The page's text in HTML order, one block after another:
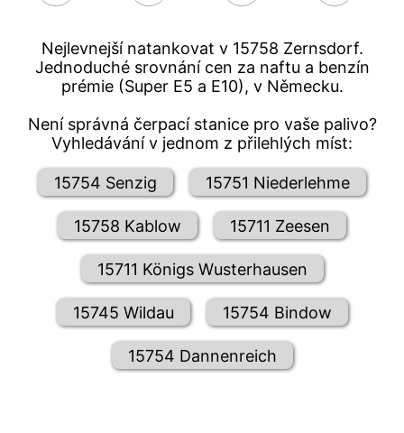
Nejlevnejší natankovat v 15758 Zernsdorf.
Jednoduché srovnání cen za naftu a benzín
prémie (Super E5 a E10), v Německu.
Není správná čerpací stanice pro vaše palivo?
Vyhledávání v jednom z přilehlých míst:
15754 Senzig 15751 Niederlehme
15758 Kablow 15711 Zeesen
15711 Königs Wusterhausen
15745 Wildau 15754 Bindow
15754 Dannenreich